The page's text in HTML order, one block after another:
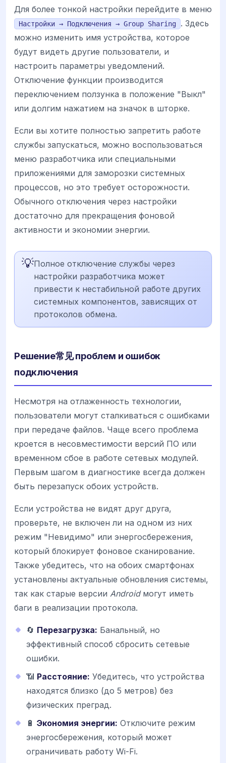
Для более тонкой настройки перейдите в меню
Настройки → Подключения → Group Sharing
. Здесь
можно изменить имя устройства, которое
будут видеть другие пользователи, и
настроить параметры уведомлений.
Отключение функции производится
переключением ползунка в положение "Выкл"
или долгим нажатием на значок в шторке.
Если вы хотите полностью запретить работе
службы запускаться, можно воспользоваться
меню разработчика или специальными
приложениями для заморозки системных
процессов, но это требует осторожности.
Обычного отключения через настройки
достаточно для прекращения фоновой
активности и экономии энергии.
💡Полное отключение службы через
настройки разработчика может
привести к нестабильной работе других
системных компонентов, зависящих от
протоколов обмена.
Решение常见 проблем и ошибок
подключения
Несмотря на отлаженность технологии,
пользователи могут сталкиваться с ошибками
при передаче файлов. Чаще всего проблема
кроется в несовместимости версий ПО или
временном сбое в работе сетевых модулей.
Первым шагом в диагностике всегда должен
быть перезапуск обоих устройств.
Если устройства не видят друг друга,
проверьте, не включен ли на одном из них
режим "Невидимо" или энергосбережения,
который блокирует фоновое сканирование.
Также убедитесь, что на обоих смартфонах
установлены актуальные обновления системы,
так как старые версии Androidмогут иметь
баги в реализации протокола.
🔄 Перезагрузка: Банальный, но
эффективный способ сбросить сетевые
ошибки.
📶 Расстояние: Убедитесь, что устройства
находятся близко (до 5 метров) без
физических преград.
🔋 Экономия энергии: Отключите режим
энергосбережения, который может
ограничивать работу Wi-Fi.